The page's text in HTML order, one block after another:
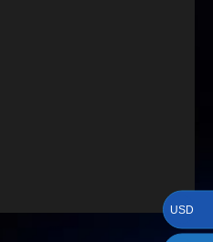
USD